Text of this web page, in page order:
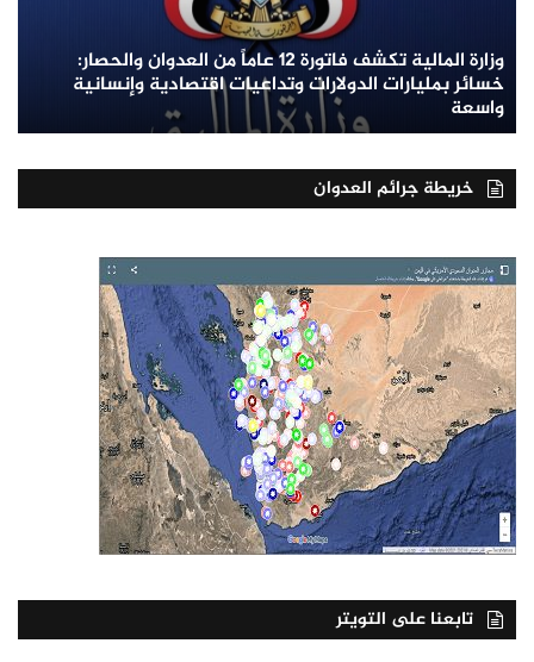
وزارة المالية تكشف فاتورة 12 عاماً من العدوان والحصار:
خسائر بمليارات الدولارات وتداعيات اقتصادية وإنسانية
واسعة
خريطة جرائم العدوان
تابعنا على التويتر